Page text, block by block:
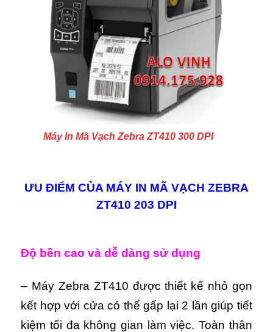
Máy In Mã Vạch Zebra ZT410 300 DPI
ƯU ĐIỂM CỦA MÁY IN MÃ VẠCH ZEBRA
ZT410 203 DPI
Độ bền cao và dễ dàngsử dụng
– Máy Zebra ZT410 được thiết kế nhỏ gọn
kết hợp với cửa có thể gấp lại 2 lần giúp tiết
kiệm tối đa không gian làm việc. Toàn thân